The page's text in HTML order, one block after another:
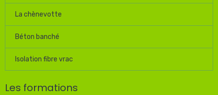
La chènevotte
Béton banché
Isolation fibre vrac
Les formations